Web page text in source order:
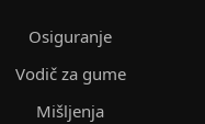
Osiguranje
Vodič za gume
Mišljenja